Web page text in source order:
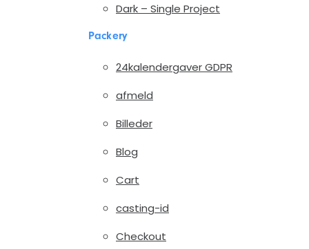
Dark – Single Project
Packery
24kalendergaver GDPR
afmeld
Billeder
Blog
Cart
casting-id
Checkout